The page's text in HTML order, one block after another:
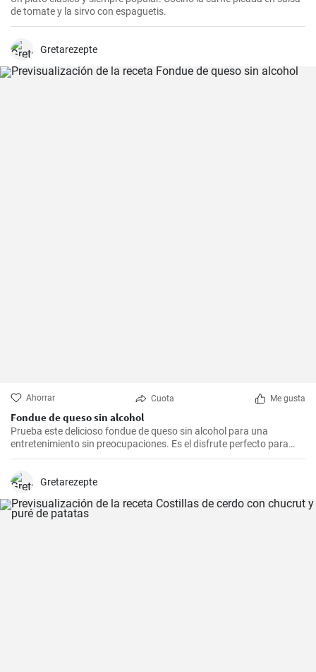
de tomate y la sirvo con espaguetis.
Gretarezepte
Ahorrar Cuota Me gusta
Fondue de queso sin alcohol
Prueba este delicioso fondue de queso sin alcohol para una
entretenimiento sin preocupaciones. Es el disfrute perfecto para
una noche acogedora con amigos y familiares. Sírvelo con tus
frutas para una experiencia culinaria inolvidable.
Gretarezepte